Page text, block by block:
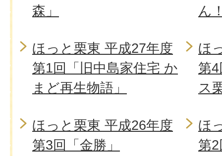
森」
ん
ほっと栗東 平成27年度
第1回「旧中島家住宅 か
まど再生物語」
ほ
第
ス
ほっと栗東 平成26年度
第3回「金勝」
ほ
第